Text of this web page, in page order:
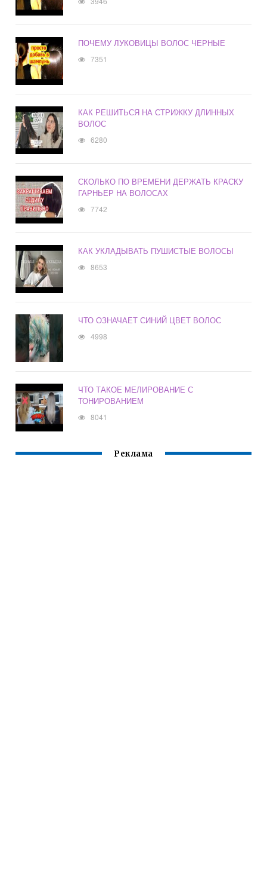
ПОЧЕМУ ЛУКОВИЦЫ ВОЛОС ЧЕРНЫЕ
7351
КАК РЕШИТЬСЯ НА СТРИЖКУ ДЛИННЫХ
ВОЛОС
6280
СКОЛЬКО ПО ВРЕМЕНИ ДЕРЖАТЬ КРАСКУ
ГАРНЬЕР НА ВОЛОСАХ
7742
КАК УКЛАДЫВАТЬ ПУШИСТЫЕ ВОЛОСЫ
8653
ЧТО ОЗНАЧАЕТ СИНИЙ ЦВЕТ ВОЛОС
4998
ЧТО ТАКОЕ МЕЛИРОВАНИЕ С
ТОНИРОВАНИЕМ
8041
Реклама